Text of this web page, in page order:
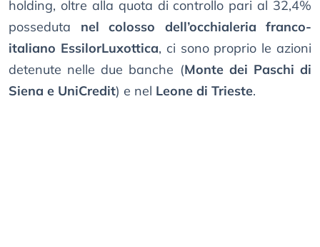
holding, oltre alla quota di controllo pari al 32,4%
posseduta nel colosso dell’occhialeria franco-
italiano EssilorLuxottica, ci sono proprio le azioni
detenute nelle due banche (Monte dei Paschi di
Siena e UniCredit) e nel Leone di Trieste.